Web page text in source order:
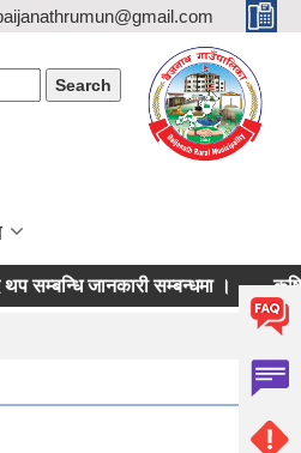
जानकारी सम्बन्धमा । कृषि